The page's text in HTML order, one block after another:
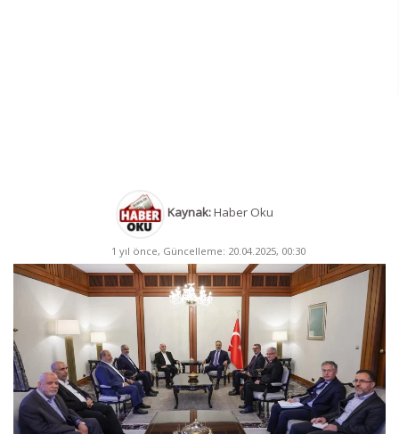
Kaynak:Haber Oku
1 yıl önce, Güncelleme: 20.04.2025, 00:30